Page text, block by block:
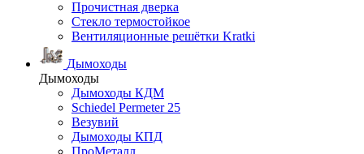
Прочистная дверка
Стекло термостойкое
Вентиляционные решётки Kratki
Дымоходы
Дымоходы
Дымоходы КДМ
Schiedel Permeter 25
Везувий
Дымоходы КПД
ПроМеталл